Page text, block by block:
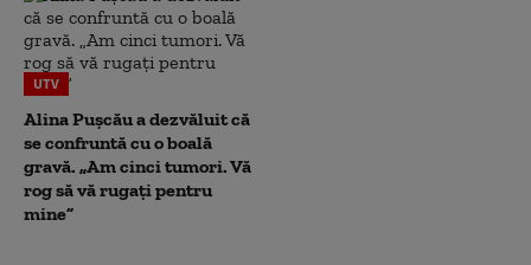
UTV
Alina Pușcău a dezvăluit că
se confruntă cu o boală
gravă. „Am cinci tumori. Vă
rog să vă rugați pentru
mine”